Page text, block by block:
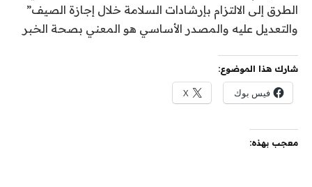
الطرق إلى الالتزام بإرشادات السلامة خلال إجازة الصيف”
والتعديل عليه والمصدر الأساسي هو المعني بصحة الخبر
شارك هذا الموضوع:
فيس بوك X
معجب بهذه: